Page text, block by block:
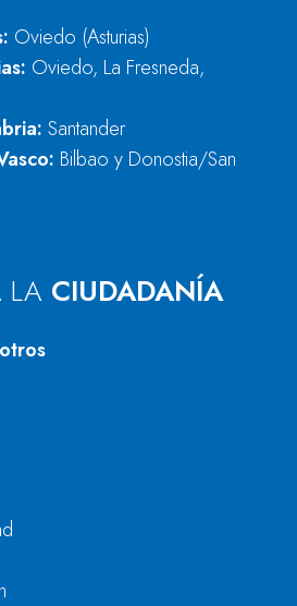
Oviedo (Asturias)
Oviedo, La Fresneda,
Santander
Bilbao y Donostia/San
LA CIUDADANÍA